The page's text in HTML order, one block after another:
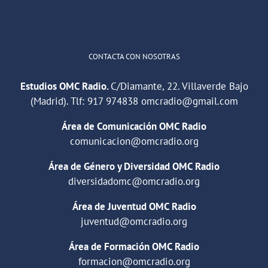
CONTACTA CON NOSOTRAS
Estudios OMC Radio.C/Diamante, 22. Villaverde Bajo
(Madrid). Tlf: 917 974838 omcradio@gmail.com
Área de Comunicación OMC Radio
comunicacion@omcradio.org
Área de Género y Diversidad OMC Radio
diversidadomc@omcradio.org
Área de Juventud OMC Radio
juventud@omcradio.org
Área de Formación OMC Radio
formacion@omcradio.org